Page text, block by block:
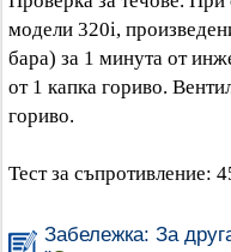
модели 320i,
бара) за 1 минута от
от 1 капка гориво.
гориво.
Тест за съпротивление:
Забележка: За